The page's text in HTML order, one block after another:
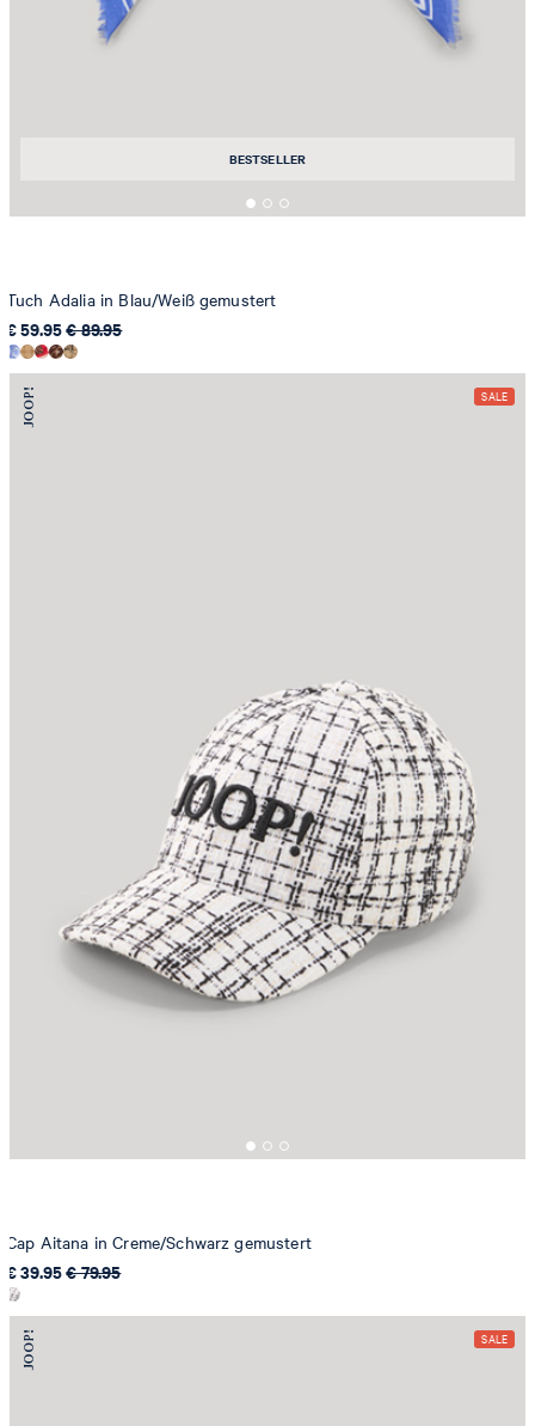
BESTSELLER
Tuch Adalia in Blau/Weiß gemustert
€ 59.95€ 89.95
Cap Aitana in Creme/Schwarz gemustert
€ 39.95€ 79.95